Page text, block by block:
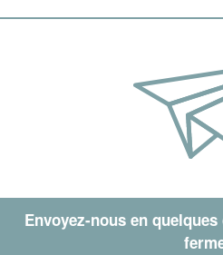
Envoyez-nous en